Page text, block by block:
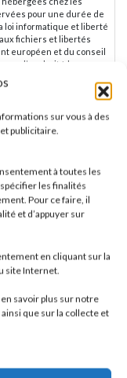
sur vous à des
publicitaire.
à toutes les
les finalités
Pour ce faire, il
et d’appuyer sur
en cliquant sur la
site Internet.
savoir plus sur notre
que sur la collecte et
pour une durée de
loi informatique et liberté
aux fichiers et libertés
européen et du conseil
d’un droit à la
ou
légitimes, ainsi que du
données personnelles
et réglementaires
une réclamation
droits, il vous suffit
10034 – 68025